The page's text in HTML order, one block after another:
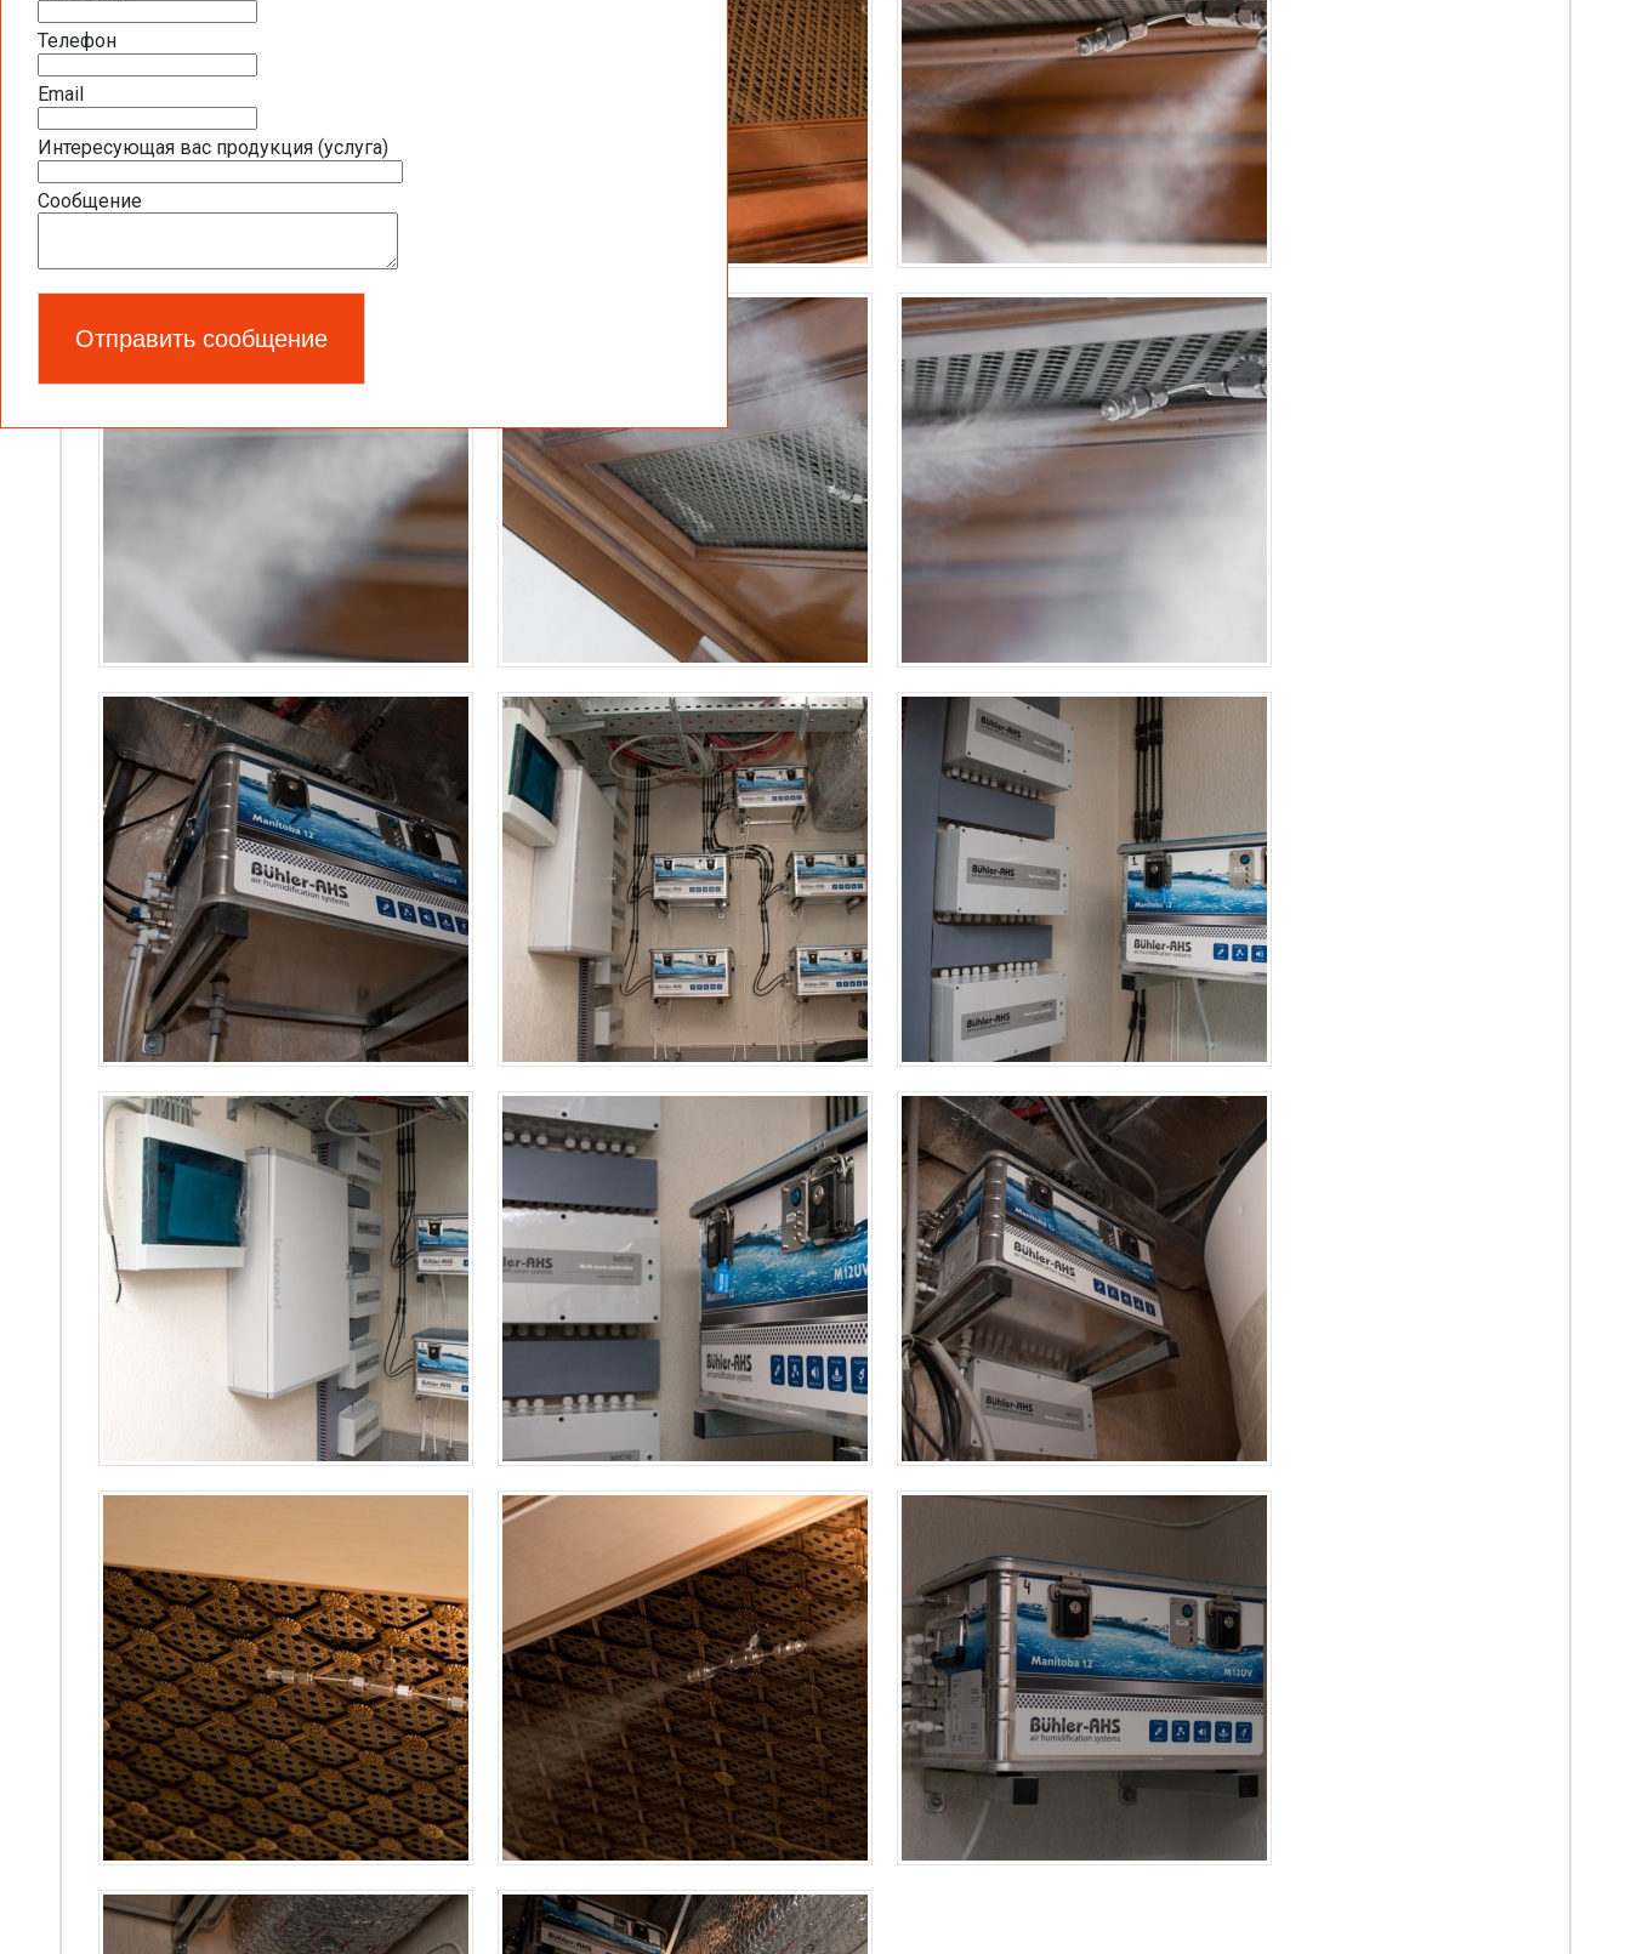
Телефон
Email
Интересующая вас продукция (услуга)
Сообщение